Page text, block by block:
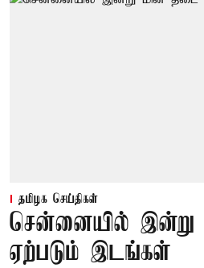
தமிழக செய்திகள்
சென்னையில் இன்று
ஏற்படும் இடங்கள்